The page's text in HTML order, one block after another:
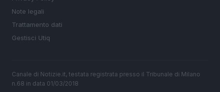
Note legali
Trattamento dati
Gestisci Utiq
Canale di Notizie.it, testata registrata presso il Tribunale di Milano
n.68 in data 01/03/2018